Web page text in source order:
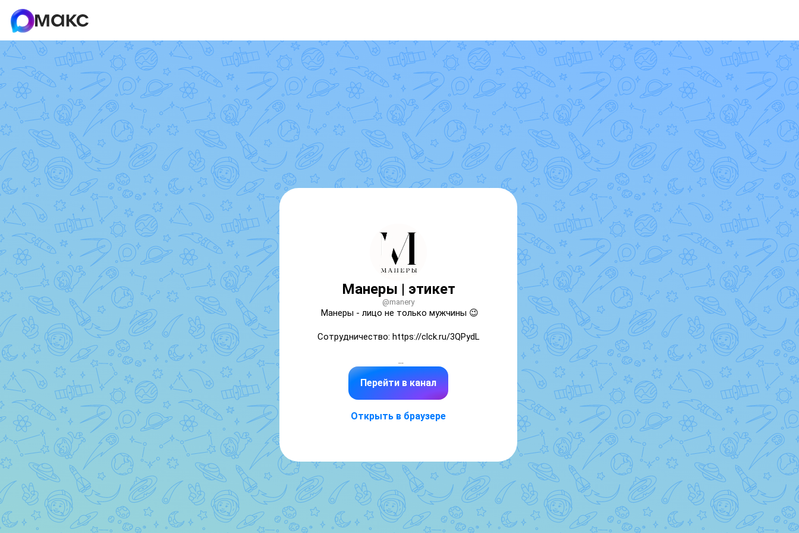
Манеры | этикет
@manery
Манеры - лицо не только мужчины 😉
Сотрудничество: https://clck.ru/3QPydL
Поведение, этикет, школа, вежливость, тон,
привычки, стиль, образ, характер, культура,
мнение, жизнь, окружение, границы,
Перейти в канал
Открыть в браузере